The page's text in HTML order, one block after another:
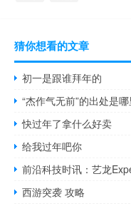
猜你想看的文章
初一是跟谁拜年的
“杰作气无前”的出处是哪
快过年了拿什么好卖
给我过年吧你
前沿科技时讯：艺龙
西游突袭 攻略